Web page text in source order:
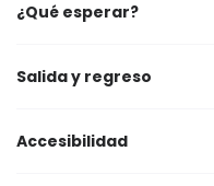
¿Qué esperar?
Salida y regreso
Accesibilidad